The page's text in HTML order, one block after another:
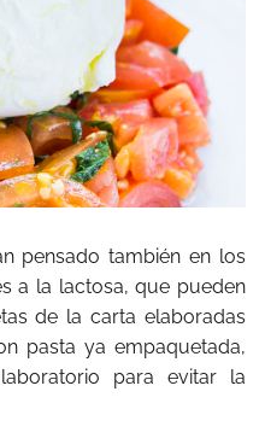
pensado también en los
a la lactosa, que pueden
de la carta elaboradas
pasta ya empaquetada,
para evitar la